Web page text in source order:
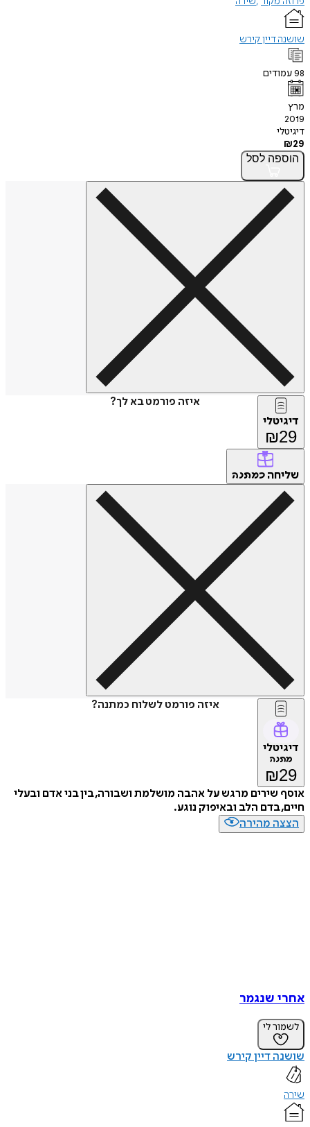
שושנה דיין קירש
98עמודים
מרץ
2019
דיגיטלי
₪29
הוספה לסל
איזה פורמט בא לך?
דיגיטלי
₪29
שליחה כמתנה
איזה פורמט לשלוח כמתנה?
דיגיטלי
מתנה
₪29
אוסף שירים מרגש על אהבה מושלמת ושבורה, בין בני אדם ובעלי
חיים, בדם הלב ובאיפוק נוגע.
הצצה מהירה
אחרי שנגמר
לשמור לי
שושנה דיין קירש
שירה